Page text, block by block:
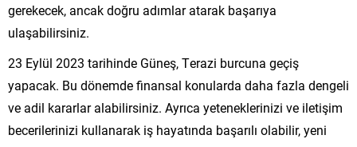
gerekecek, ancak doğru adımlar atarak başarıya
ulaşabilirsiniz.
23 Eylül 2023 tarihinde Güneş, Terazi burcuna geçiş
yapacak. Bu dönemde finansal konularda daha fazla dengeli
ve adil kararlar alabilirsiniz. Ayrıca yeteneklerinizi ve iletişim
becerilerinizi kullanarak iş hayatında başarılı olabilir, yeni